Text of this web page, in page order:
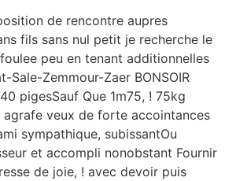
de rencontre aupres
fils sans nul petit je recherche le
peu en tenant additionnelles
Sale-Zemmour-Zaer BONSOIR
pigesSauf Que 1m75, ! 75kg
agrafe veux de forte accointances
sympathique, subissantOu
et accompli nonobstant Fournir
de joie, ! avec devoir puis